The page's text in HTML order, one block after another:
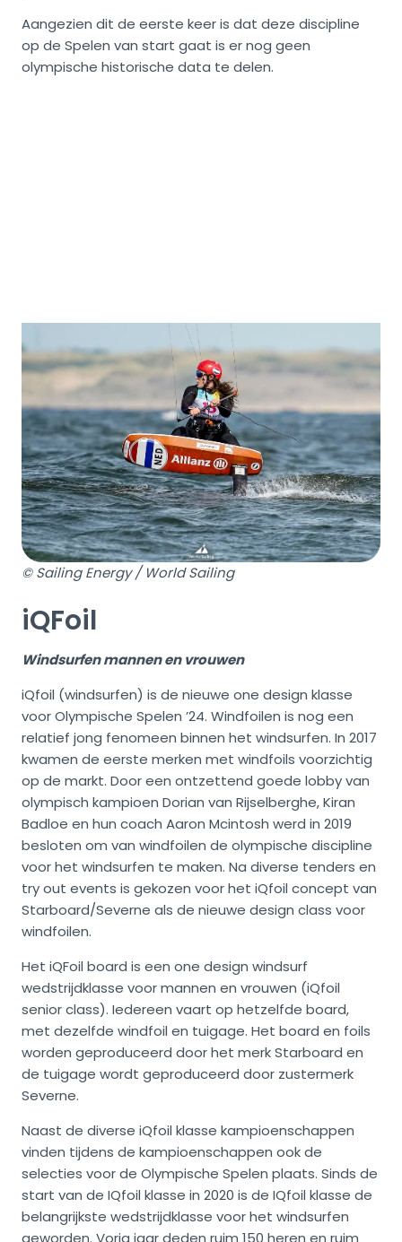
Aangezien dit de eerste keer is dat deze discipline
op de Spelen van start gaat is er nog geen
olympische historische data te delen.
© Sailing Energy / World Sailing
iQFoil
Windsurfen mannen en vrouwen
iQfoil (windsurfen) is de nieuwe one design klasse
voor Olympische Spelen ’24. Windfoilen is nog een
relatief jong fenomeen binnen het windsurfen. In 2017
kwamen de eerste merken met windfoils voorzichtig
op de markt. Door een ontzettend goede lobby van
olympisch kampioen Dorian van Rijselberghe, Kiran
Badloe en hun coach Aaron Mcintosh werd in 2019
besloten om van windfoilen de olympische discipline
voor het windsurfen te maken. Na diverse tenders en
try out events is gekozen voor het iQfoil concept van
Starboard/Severne als de nieuwe design class voor
windfoilen.
Het iQFoil board is een one design windsurf
wedstrijdklasse voor mannen en vrouwen (iQfoil
senior class). Iedereen vaart op hetzelfde board,
met dezelfde windfoil en tuigage. Het board en foils
worden geproduceerd door het merk Starboard en
de tuigage wordt geproduceerd door zustermerk
Severne.
Naast de diverse iQfoil klasse kampioenschappen
vinden tijdens de kampioenschappen ook de
selecties voor de Olympische Spelen plaats. Sinds de
start van de IQfoil klasse in 2020 is de IQfoil klasse de
belangrijkste wedstrijdklasse voor het windsurfen
geworden. Vorig jaar deden ruim 150 heren en ruim